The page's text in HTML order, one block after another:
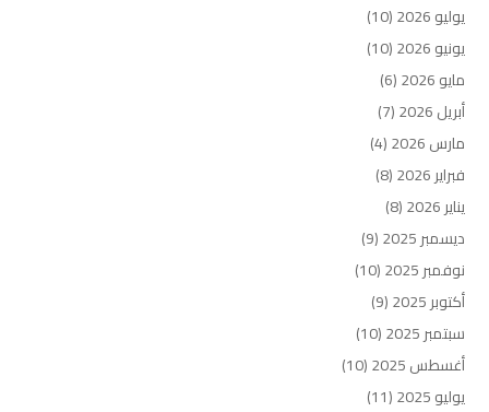
يوليو 2026
(10)
يونيو 2026
(10)
مايو 2026
(6)
أبريل 2026
(7)
مارس 2026
(4)
فبراير 2026
(8)
يناير 2026
(8)
ديسمبر 2025
(9)
نوفمبر 2025
(10)
أكتوبر 2025
(9)
سبتمبر 2025
(10)
أغسطس 2025
(10)
يوليو 2025
(11)